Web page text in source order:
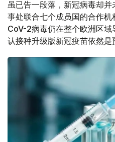
虽已告一段落，新冠病毒却
事处联合七个成员国的合作
CoV-2病毒仍在整个欧洲区
认接种升级版新冠疫苗依然是